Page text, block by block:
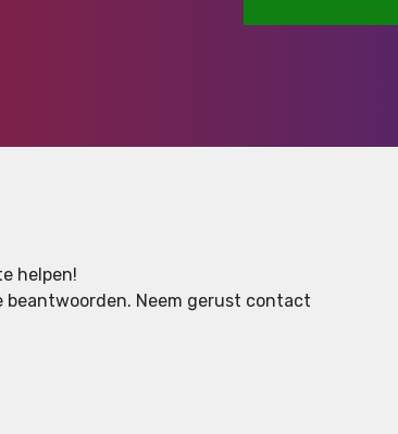
helpen!
beantwoorden. Neem gerust contact